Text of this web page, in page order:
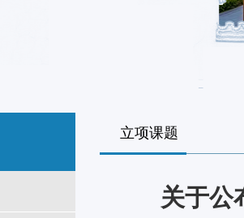
立项课题
关于公